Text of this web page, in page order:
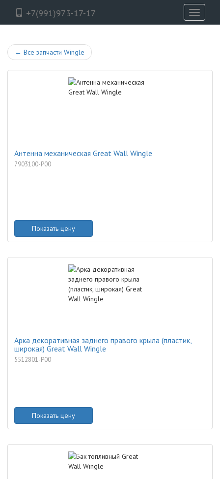
+7(991)973-17-17
Toggle
← Все запчасти Wingle
Антенна механическая Great Wall Wingle
7903100-P00
Показать цену
Арка декоративная заднего правого крыла (пластик,
широкая) Great Wall Wingle
5512801-P00
Показать цену